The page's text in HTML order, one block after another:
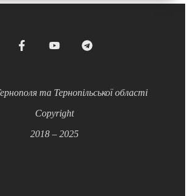
та Тернопільської області
Copyright
2018 – 2025